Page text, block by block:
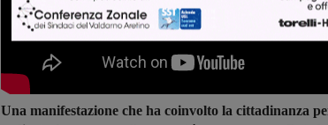
Una manifestazione che ha coinvolto la cittadinanza